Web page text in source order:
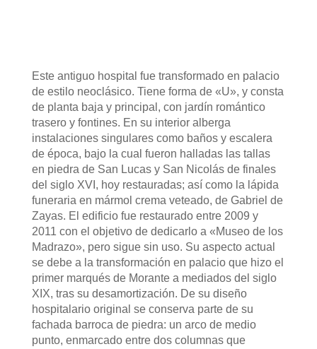
Este antiguo hospital fue transformado en palacio
de estilo neoclásico. Tiene forma de «U», y consta
de planta baja y principal, con jardín romántico
trasero y fontines. En su interior alberga
instalaciones singulares como baños y escalera
de época, bajo la cual fueron halladas las tallas
en piedra de San Lucas y San Nicolás de finales
del siglo XVI, hoy restauradas; así como la lápida
funeraria en mármol crema veteado, de Gabriel de
Zayas.​ El edificio fue restaurado entre 2009 y
2011 con el objetivo de dedicarlo a «Museo de los
Madrazo», pero sigue sin uso. Su aspecto actual
se debe a la transformación en palacio que hizo el
primer marqués de Morante a mediados del siglo
XIX, tras su desamortización. De su diseño
hospitalario original se conserva parte de su
fachada barroca de piedra: un arco de medio
punto, enmarcado entre dos columnas que